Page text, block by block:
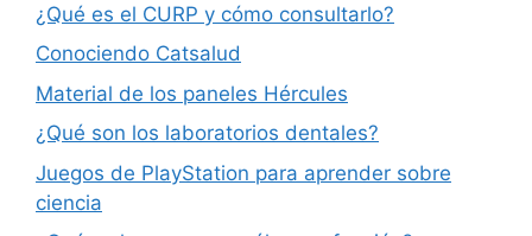
¿Qué es el CURP y cómo consultarlo?
Conociendo Catsalud
Material de los paneles Hércules
¿Qué son los laboratorios dentales?
Juegos de PlayStation para aprender sobre
ciencia